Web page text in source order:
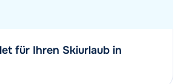
für Ihren Skiurlaub in